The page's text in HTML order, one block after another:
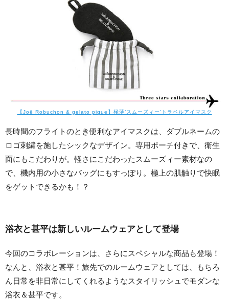
【Joë Robuchon & gelato pique】極薄’スムーズィー’トラベルアイマスク
長時間のフライトのとき便利なアイマスクは、ダブルネームの
ロゴ刺繍を施したシックなデザイン。専用ポーチ付きで、衛生
面にもこだわりが。軽さにこだわったスムーズィー素材なの
で、機内用の小さなバッグにもすっぽり。極上の肌触りで快眠
をゲットできるかも！？
浴衣と甚平は新しいルームウェアとして登場
今回のコラボレーションは、さらにスペシャルな商品も登場！
なんと、浴衣と甚平！旅先でのルームウェアとしては、もちろ
ん日常を非日常にしてくれるようなスタイリッシュでモダンな
浴衣＆甚平です。